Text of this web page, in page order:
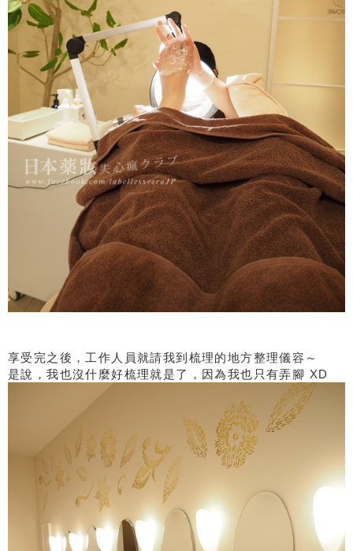
享受完之後，工作人員就請我到梳理的地方整理儀容～
是說，我也沒什麼好梳理就是了，因為我也只有弄腳 XD